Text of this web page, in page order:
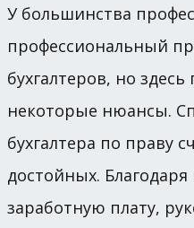
У большинства
профессиональный
бухгалтеров, но
некоторые нюансы.
бухгалтера по праву
достойных.
заработную плату,